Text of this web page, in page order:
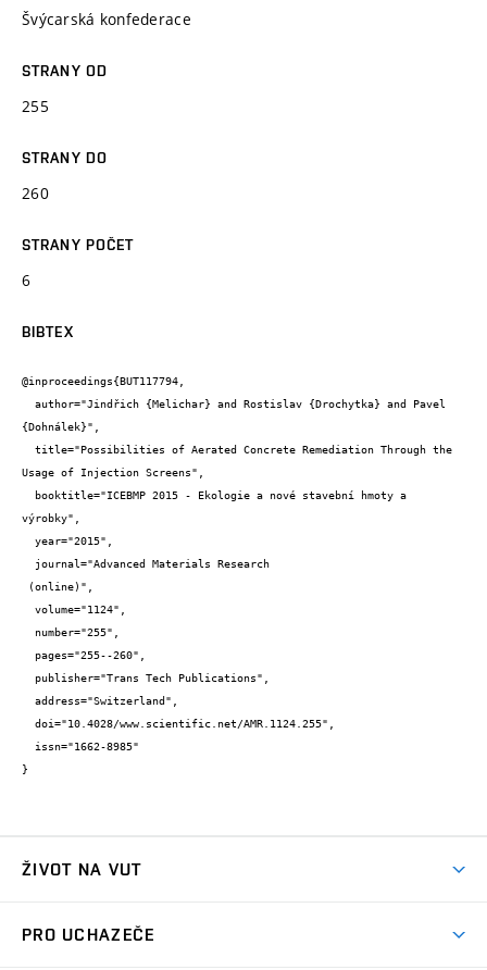
Švýcarská konfederace
STRANY OD
255
STRANY DO
260
STRANY POČET
6
BIBTEX
@inproceedings{BUT117794,
{Dohnálek}",
Usage of Injection Screens",
výrobky",
}
ŽIVOT NA VUT
PRO UCHAZEČE